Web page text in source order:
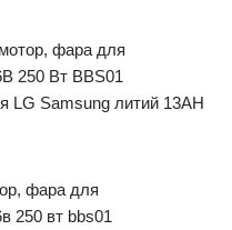
фара для
250 вт bbs01